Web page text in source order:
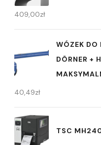
409,00zł
WÓZEK DO
DÖRNER +
40,49zł
TSC